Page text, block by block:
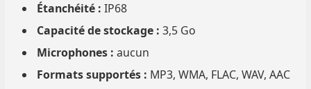
Étanchéité : IP68
Capacité de stockage : 3,5 Go
Microphones : aucun
Formats supportés : MP3, WMA, FLAC, WAV, AAC